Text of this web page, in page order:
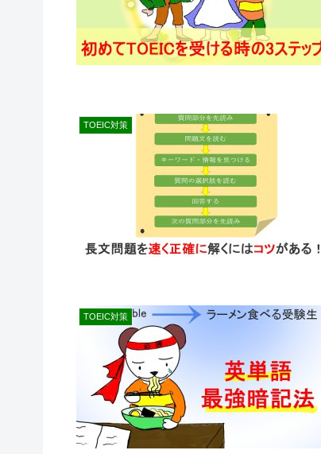
TOEIC対策
TOEIC対策